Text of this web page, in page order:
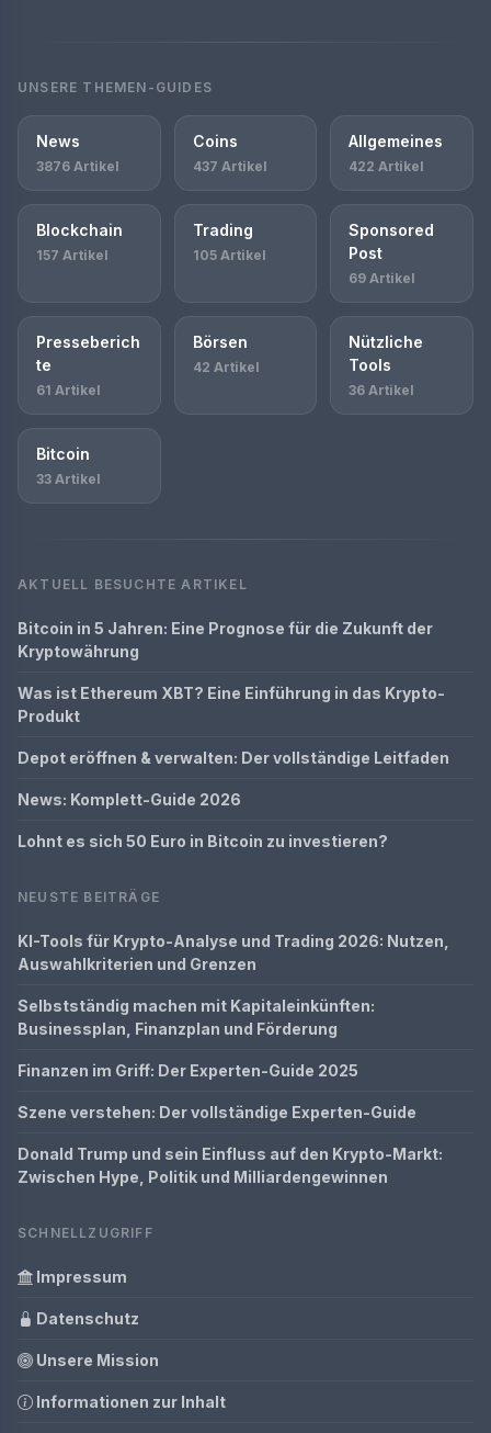
UNSERE THEMEN-GUIDES
News
3876 Artikel
Coins
437 Artikel
Allgemeines
422 Artikel
Blockchain
157 Artikel
Trading
105 Artikel
Sponsored
Post
69 Artikel
Presseberich
te
61 Artikel
Börsen
42 Artikel
Nützliche
Tools
36 Artikel
Bitcoin
33 Artikel
AKTUELL BESUCHTE ARTIKEL
Bitcoin in 5 Jahren: Eine Prognose für die Zukunft der
Kryptowährung
Was ist Ethereum XBT? Eine Einführung in das Krypto-
Produkt
Depot eröffnen & verwalten: Der vollständige Leitfaden
News: Komplett-Guide 2026
Lohnt es sich 50 Euro in Bitcoin zu investieren?
NEUSTE BEITRÄGE
KI-Tools für Krypto-Analyse und Trading 2026: Nutzen,
Auswahlkriterien und Grenzen
Selbstständig machen mit Kapitaleinkünften:
Businessplan, Finanzplan und Förderung
Finanzen im Griff: Der Experten-Guide 2025
Szene verstehen: Der vollständige Experten-Guide
Donald Trump und sein Einfluss auf den Krypto-Markt:
Zwischen Hype, Politik und Milliardengewinnen
SCHNELLZUGRIFF
Impressum
Datenschutz
Unsere Mission
Informationen zur Inhalt